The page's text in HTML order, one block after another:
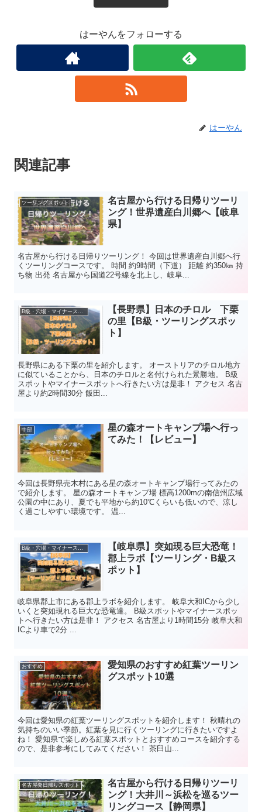
はーやんをフォローする
はーやん
関連記事
ツーリングスポット
名古屋から行ける日帰りツーリ
ング！世界遺産白川郷へ【岐阜
県】
名古屋から行ける日帰りツーリング！ 今回は世界遺産白川郷へ行
くツーリングコースです。 時間 約9時間（下道） 距離 約350㎞ 持
ち物 出発 名古屋から国道22号線を北上し、岐阜...
【長野県】日本のチロル 下栗
の里【B級・ツーリングスポッ
ト】
長野県にある下栗の里を紹介します。 オーストリアのチロル地方
に似ていることから、日本のチロルと名付けられた景勝地。 B級
スポットやマイナースポットへ行きたい方は是非！ アクセス 名古
屋より約2時間30分 飯田...
中部
星の森オートキャンプ場へ行っ
てみた！【レビュー】
今回は長野県売木村にある星の森オートキャンプ場行ってみたの
で紹介します。 星の森オートキャンプ場 標高1200mの南信州広域
公園の中にあり、夏でも平地から約10℃くらいも低いので、涼し
く過ごしやすい環境です。 温...
B級・穴場・マイナースポット
【岐阜県】突如現る巨大恐竜！
郡上ラボ【ツーリング・B級ス
ポット】
岐阜県郡上市にある郡上ラボを紹介します。 岐阜大和ICから少し
いくと突如現れる巨大な恐竜達。 B級スポットやマイナースポッ
トへ行きたい方は是非！ アクセス 名古屋より1時間15分 岐阜大和
ICより車で2分 ...
おすすめ
愛知県のおすすめ紅葉ツーリン
グスポット10選
今回は愛知県の紅葉ツーリングスポットを紹介します！ 秋晴れの
気持ちのいい季節。紅葉を見に行くツーリングに行きたいですよ
ね！ 愛知県で楽しめる紅葉スポットとおすすめコースを紹介する
ので、是非参考にしてみてください！ 茶臼山...
名古屋発日帰りスポット
名古屋から行ける日帰りツーリ
ング！大井川～浜松を巡るツー
リングコース【静岡県】